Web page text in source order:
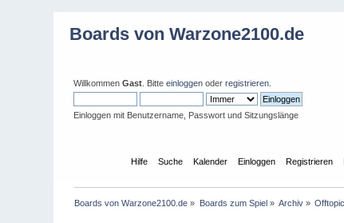
Boards von Warzone2100.de
WillkommenGast . Bitteeinloggen oderregistrieren
Einloggen mit Benutzername, Passwort und Sitzungslänge
Hilfe Suche Kalender Einloggen Registrieren
Boards von Warzone2100.de » Boards zum Spiel» Archiv » Offtopic